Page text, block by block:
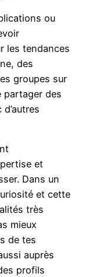
ou
les tendances
des
groupes sur
partager des
et
Dans un
et cette
très
mieux
de tes
auprès
profils